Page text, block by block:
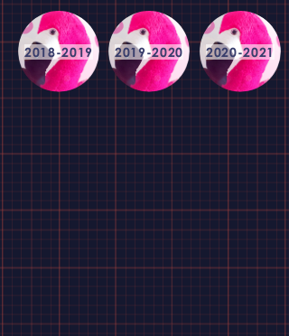
2018-2019 2019-2020 2020-2021